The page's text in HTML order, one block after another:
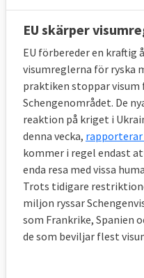
EU skärper
EU förbereder en kraftig
visumreglerna för ryska
praktiken stoppar
Schengenområdet. De
reaktion på kriget i
denna vecka,
kommer i regel endast
enda resa med vissa
Trots tidigare
miljon ryssar
som Frankrike, Spanien
de som beviljar flest